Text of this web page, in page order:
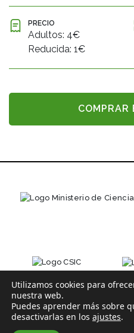
PRECIO
Adultos: 4€
Reducida: 1€
COMPRAR
Utilizamos cookies para
nuestra web.
Puedes aprender más sobre
desactivarlas en los ajustes.